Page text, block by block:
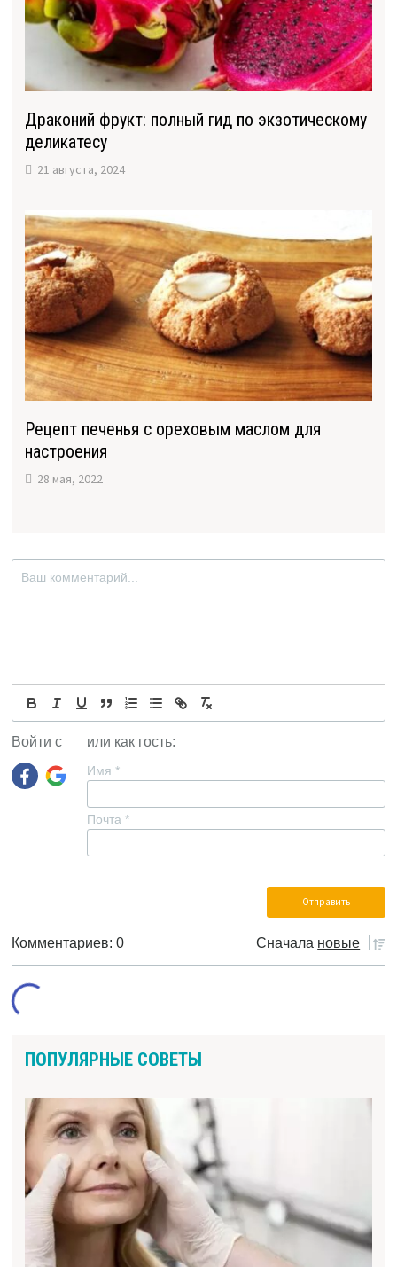
Драконий фрукт: полный гид по экзотическому
деликатесу
21 августа, 2024
Рецепт печенья с ореховым маслом для
настроения
28 мая, 2022
Войти с или как гость:
Имя *
Почта *
Комментариев: 0 Сначала новые
ПОПУЛЯРНЫЕ СОВЕТЫ